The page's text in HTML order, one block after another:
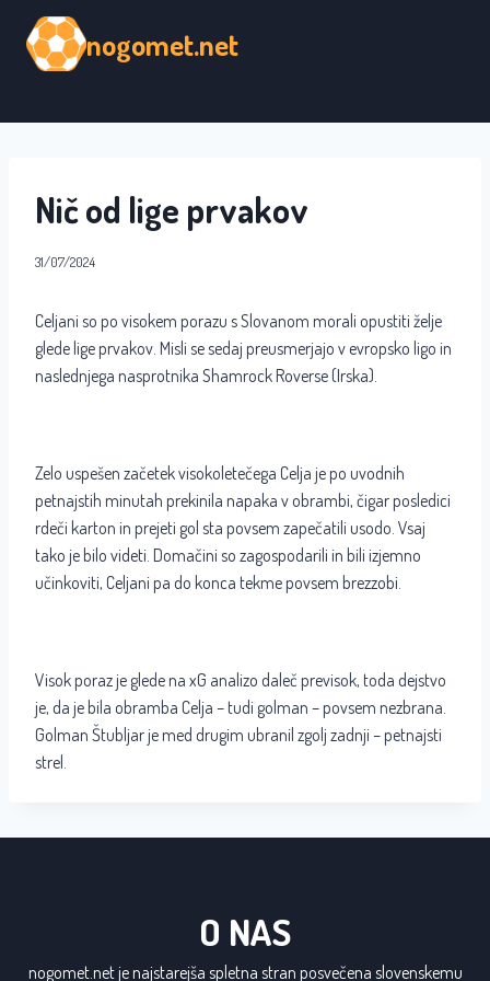
content
nogomet.net
Nič od lige prvakov
31/07/2024
Celjani so po visokem porazu s Slovanom morali opustiti želje
glede lige prvakov. Misli se sedaj preusmerjajo v evropsko ligo in
naslednjega nasprotnika Shamrock Roverse (Irska).
Zelo uspešen začetek visokoletečega Celja je po uvodnih
petnajstih minutah prekinila napaka v obrambi, čigar posledici
rdeči karton in prejeti gol sta povsem zapečatili usodo. Vsaj
tako je bilo videti. Domačini so zagospodarili in bili izjemno
učinkoviti, Celjani pa do konca tekme povsem brezzobi.
Visok poraz je glede na xG analizo daleč previsok, toda dejstvo
je, da je bila obramba Celja – tudi golman – povsem nezbrana.
Golman Štubljar je med drugim ubranil zgolj zadnji – petnajsti
strel.
O NAS
nogomet.net je najstarejša spletna stran posvečena slovenskemu